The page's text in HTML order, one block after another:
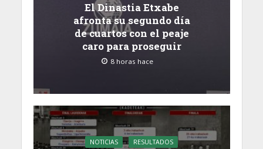
El Dinastia Etxabe
afronta su segundo día
de cuartos con el peaje
caro para proseguir
8 horas hace
NOTICIAS RESULTADOS